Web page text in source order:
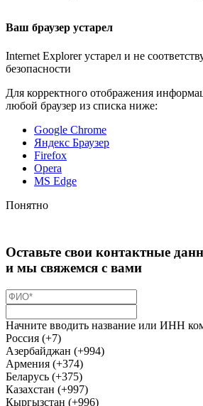
Ваш браузер устарел
Internet Explorer устарел и не
безопасности
Для корректного отображения
любой браузер из списка ниже:
Google Chrome
Яндекс Браузер
Firefox
Opera
MS Edge
Понятно
Оставьте свои контактные
и мы свяжемся с вами
Начните вводить название или ИНН
Россия (+7)
Азербайджан (+994)
Армения (+374)
Беларусь (+375)
Казахстан (+997)
Кыргызстан (+996)